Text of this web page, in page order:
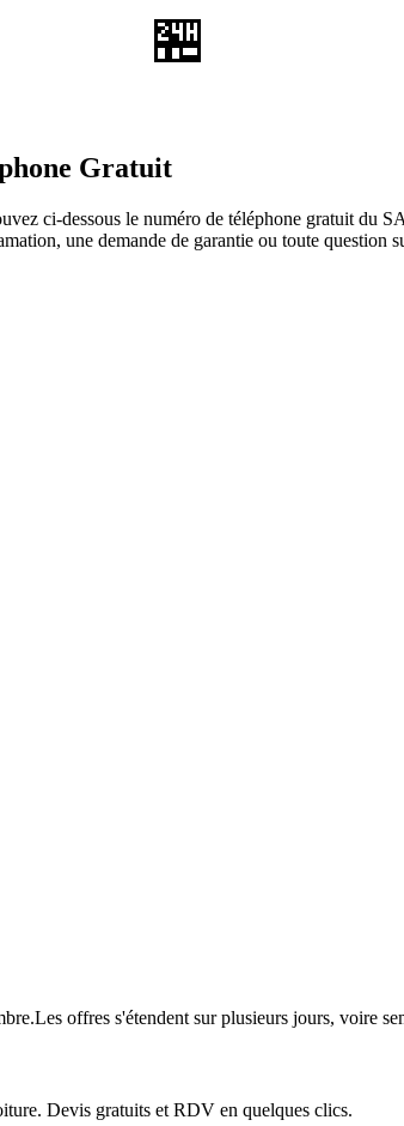
🏪
Gratuit
ci-dessous le numéro de téléphone gratuit du
une demande de garantie ou toute
offres s'étendent sur plusieurs jours, voire
Devis gratuits et RDV en quelques clics.